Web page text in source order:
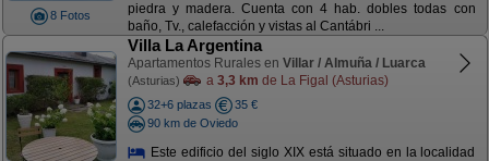
8 Fotos
piedra y madera. Cuenta con 4 hab. dobles todas con
baño, Tv., calefacción y vistas al Cantábri ...
Villa La Argentina
Apartamentos Rurales en Villar / Almuña / Luarca
(Asturias) a 3,3 km de La Figal (Asturias)
32+6 plazas
35 €
90 km de Oviedo
Este edificio del siglo XIX está situado en la localidad